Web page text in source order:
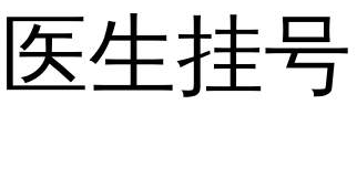
生挂号